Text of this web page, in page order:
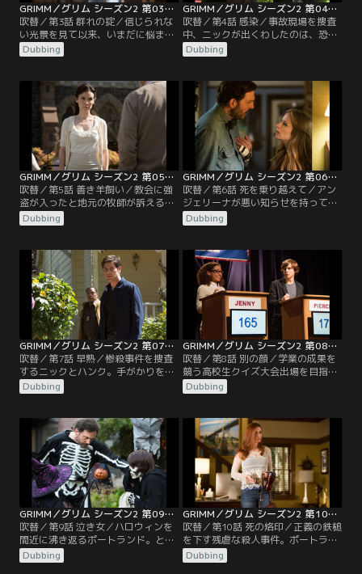
GRIMM／グリム シーズン2 第03話／吹替
吹替／第3話 群れの掟／信じられな
い光景を見て以来、いまだに悩まさ
れるハンク。そこへ、旧友が訪ねて
くる。娘が行方不明になったという
動機を探るニック。グリムとしての
手腕が役に立つ。
Dubbing
GRIMM／グリム シーズン2 第04話／吹替
吹替／第4話 感染／事故現場を捜査
中、ニックが出くわしたのは、恐ろ
しい謎の伝染病。魔物たちの間に急
速に広がりつつあるのだ。モンロー
を過ごそうと出かけるが、感染した
魔物に遭遇してしまう。一方、レナ
ード警部は、危険な外国からの刺客
がポートランドへやって来たという
情報を得る。
Dubbing
GRIMM／グリム シーズン2 第05話／吹替
吹替／第5話 善き羊飼い／教会に強
盗が入ったと地元の牧師が訴える。
ニックが調べてみると、なんと魔物
の教会。モンローの協力を得て、信
ことになる。一方、ニックとジュリ
エットは互いにどう接するべきか探
り続ける。ニックを狙う危険な敵が
身を潜めているというのに…。
Dubbing
GRIMM／グリム シーズン2 第06話／吹替
吹替／第6話 死を乗り越えて／アン
ジェリーナが悪い知らせを持って町
に戻ってくる。グリムに協力した代
償は高いものだと気づくモンロー。
まってほしいと頼む。ハンクはモン
ローに魔物の世界について教えても
らう。一方、レナード警部の昔の知
人がヨーロッパから訪ねてくるが、
仕事なのか行楽なのかわからない。
Dubbing
GRIMM／グリム シーズン2 第07話／吹替
吹替／第7話 早熟／惨殺事件を捜査
するニックとハンク。手がかりを追
って辿り着いたのは、娘を連れて逃
亡中の精神的に不安定な父親。調べ
ようだ。ロザリーに代わって店番を
するモンローだが、これが思ったよ
り大変だったりする。レナード警部
はジュリエットに関心を寄せている
自分に気づく。
Dubbing
GRIMM／グリム シーズン2 第08話／吹替
吹替／第8話 別の顔／学業の成果を
競う高校生クイズ大会出場を目指す
高校生の殺人現場に出向くニックと
ハンク。課外活動がいかに苛烈か、
めにコーチや親がどこまで極端な手
段に訴えるか、思い知らされること
になる。レナード警部が恋心に悩ま
されている間に、かつての仲間がヨ
ーロッパに住む警部の家族のもとへ
行っているようだ。
Dubbing
GRIMM／グリム シーズン2 第09話／吹替
吹替／第9話 泣き女／ハロウィンを
間近に沸き返るポートランド。とこ
ろが、恐ろしい幼児誘拐事件が連続
して、お祭り気分は失せる。手がか
Dubbing
GRIMM／グリム シーズン2 第10話／吹替
吹替／第10話 死の烙印／正義の鉄槌
を下す残虐な殺人事件。ポートラン
ドの魔物社会に戦慄が走る。ニック
（デヴィッド・ジュントーリ）が調
Dubbing